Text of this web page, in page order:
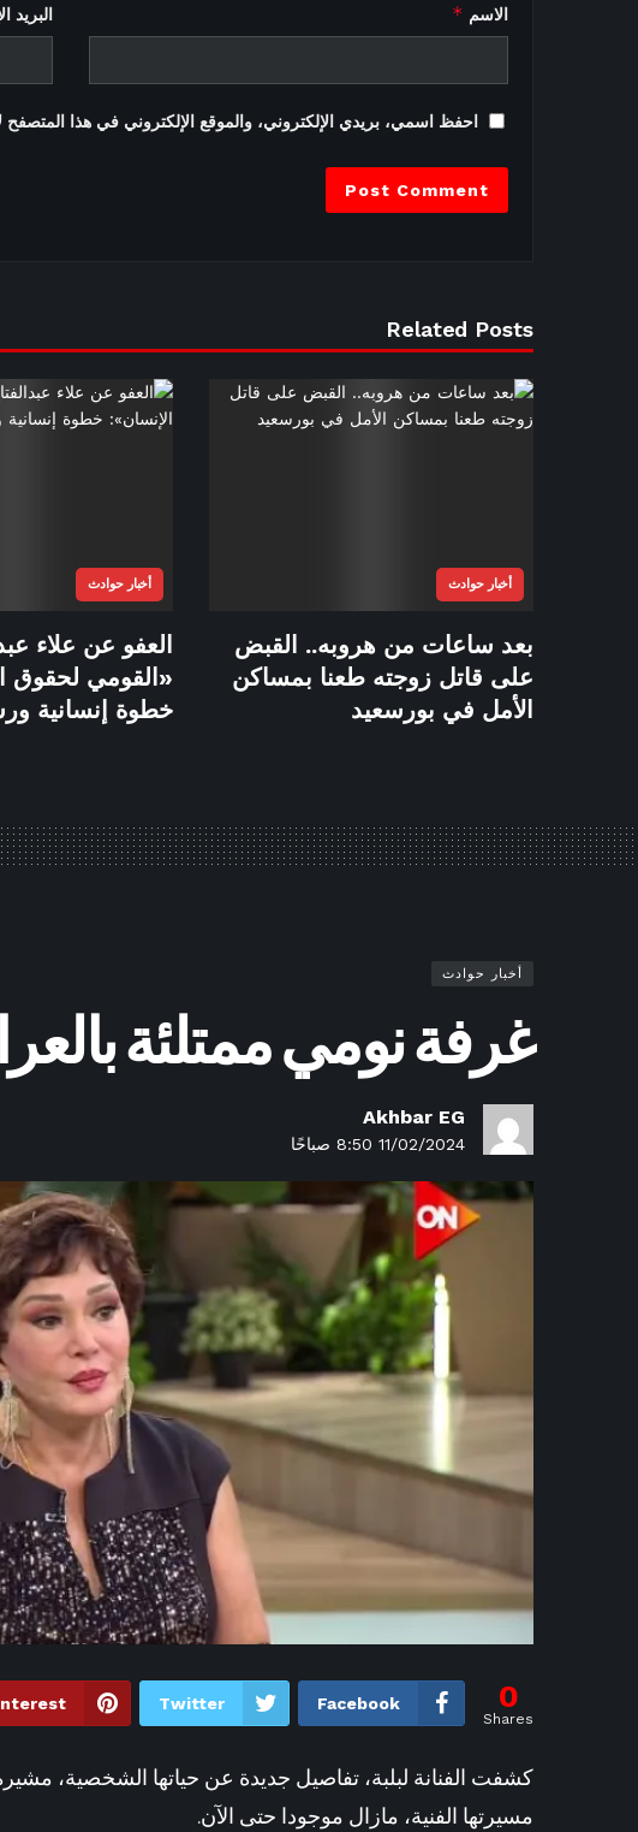
الاسم * البريد
احفظ اسمي، بريدي الإلكتروني، والموقع الإلكتروني في هذا المتصفح
Related Posts
أخبار حوادث
بعد ساعات من هروبه.. القبض
على قاتل زوجته طعنا بمساكن
الأمل في بورسعيد
أخبار حوادث
العفو عن علاء
«القومي لحقوق
خطوة إنسانية
أخبار حوادث
غرفة نومي ممتلئة
Akhbar EG
11/02/2024 8:50 صباحًا
0
Shares
Facebook
Twitter
كشفت الفنانة لبلبة، تفاصيل جديدة عن حياتها الشخصية،
مسيرتها الفنية، مازال موجودا حتى الآن.